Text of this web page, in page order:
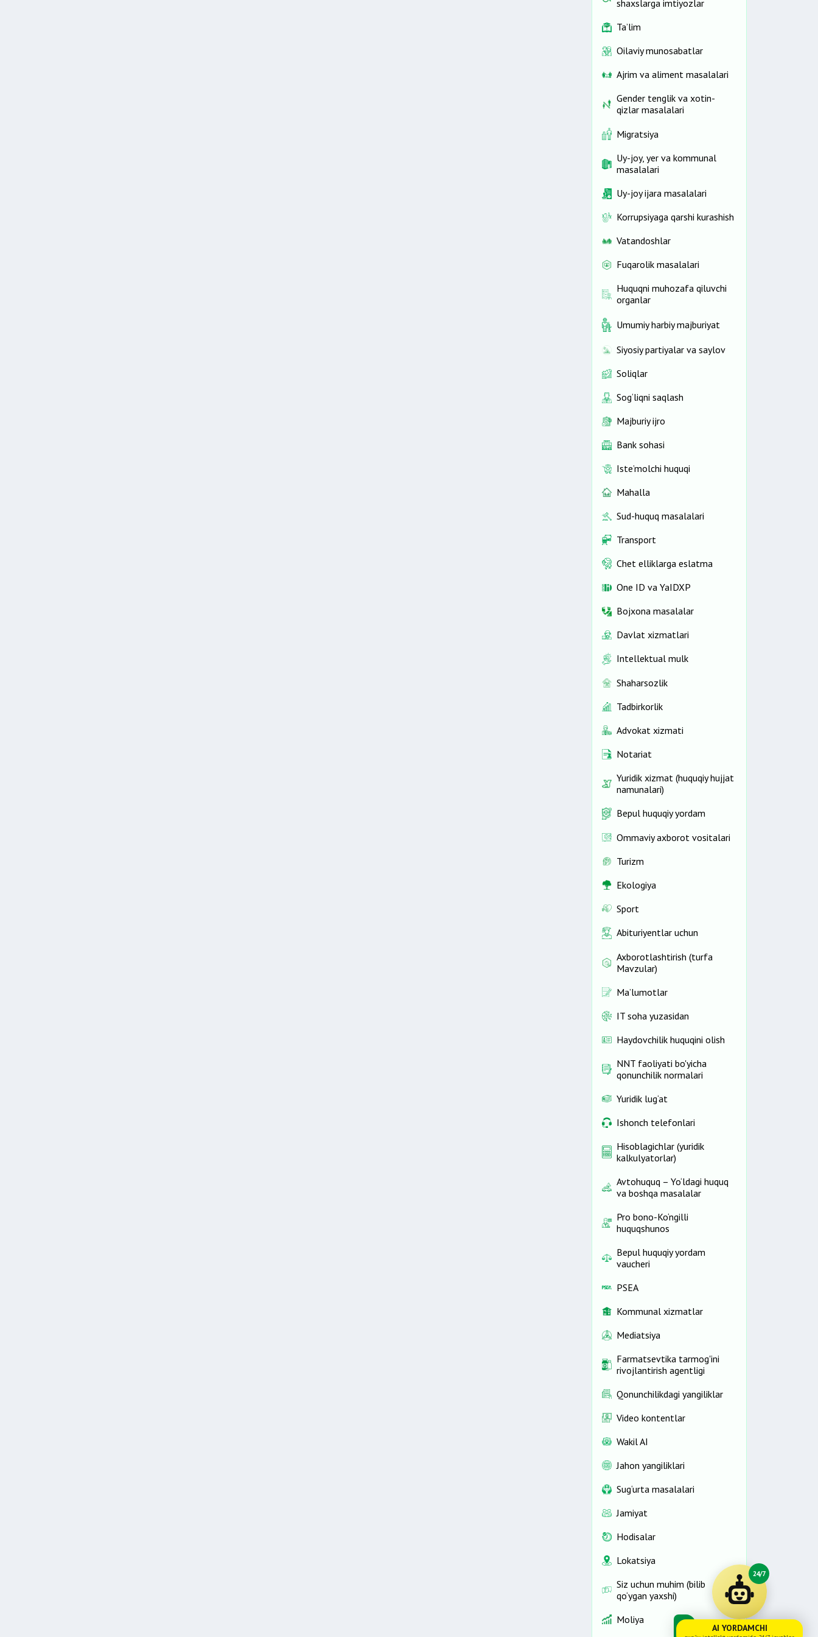
shaxslarga imtiyozlar
Ta’lim
Oilaviy munosabatlar
Ajrim va aliment masalalari
Gender tenglik va xotin-
qizlar masalalari
Migratsiya
Uy-joy, yer va kommunal
masalalari
Uy-joy ijara masalalari
Korrupsiyaga qarshi kurashish
Vatandoshlar
Fuqarolik masalalari
Huquqni muhozafa qiluvchi
organlar
Umumiy harbiy majburiyat
Siyosiy partiyalar va saylov
Soliqlar
Sog‘liqni saqlash
Majburiy ijro
Bank sohasi
Iste’molchi huquqi
Mahalla
Sud-huquq masalalari
Transport
Chet elliklarga eslatma
One ID vа YaIDXP
Bojxona masalalar
Davlat xizmatlari
Intellektual mulk
Shaharsozlik
Tadbirkorlik
Advokat xizmati
Notariat
Yuridik xizmat (huquqiy hujjat
namunalari)
Bepul huquqiy yordam
Ommaviy axborot vositalari
Turizm
Ekologiya
Sport
Abituriyentlar uchun
Axborotlashtirish (turfa
Mavzular)
Ma’lumotlar
IT soha yuzasidan
Haydovchilik huquqini olish
NNT faoliyati bo'yicha
qonunchilik normalari
Yuridik lug‘at
Ishonch telefonlari
Hisoblagichlar (yuridik
kalkulyatorlar)
Avtohuquq – Yo‘ldagi huquq
va boshqa masalalar
Pro bono-Ko‘ngilli
huquqshunos
Bepul huquqiy yordam
vaucheri
PSEA
Kommunal xizmatlar
Mediatsiya
Farmatsevtika tarmog'ini
rivojlantirish agentligi
Qonunchilikdagi yangiliklar
Video kontentlar
Wakil AI
Jahon yangiliklari
Sug‘urta masalalari
Jamiyat
Hodisalar
Lokatsiya
Siz uchun muhim (bilib
qo‘ygan yaxshi)
Moliya
24/7
AI YORDAMCHI